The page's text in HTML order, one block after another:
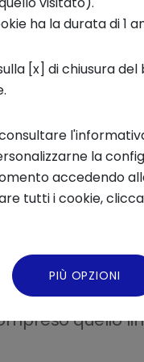
di leggere
cerca di
che leggiamo,
sono i
da offrirci.
di saggistica
(Trefoglie,
quello
ha la durata di 1
[x] di chiusura
la
accedendo
tutti i cookie,
PIÙ OPZIONI